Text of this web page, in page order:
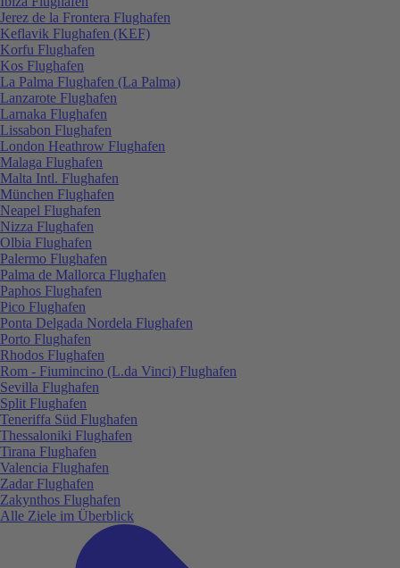
Jerez de la Frontera Flughafen
Keflavik Flughafen (KEF)
Korfu Flughafen
Kos Flughafen
La Palma Flughafen (La Palma)
Lanzarote Flughafen
Larnaka Flughafen
Lissabon Flughafen
London Heathrow Flughafen
Malaga Flughafen
Malta Intl. Flughafen
München Flughafen
Neapel Flughafen
Nizza Flughafen
Olbia Flughafen
Palermo Flughafen
Palma de Mallorca Flughafen
Paphos Flughafen
Pico Flughafen
Ponta Delgada Nordela Flughafen
Porto Flughafen
Rhodos Flughafen
Rom - Fiumincino (L.da Vinci) Flughafen
Sevilla Flughafen
Split Flughafen
Teneriffa Süd Flughafen
Thessaloniki Flughafen
Tirana Flughafen
Valencia Flughafen
Zadar Flughafen
Zakynthos Flughafen
Alle Ziele im Überblick